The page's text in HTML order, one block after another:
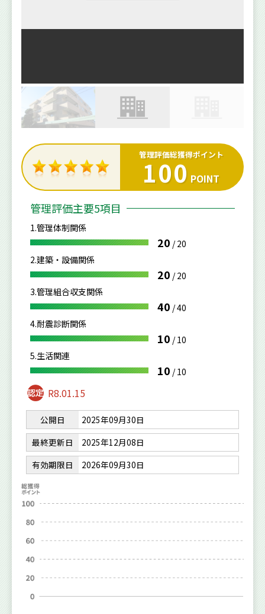
管理評価総獲得ポイント
100 POINT
管理評価主要5項目
1.管理体制関係
20 /20
2.建築・設備関係
20 /20
3.管理組合収支関係
40 /40
4.耐震診断関係
10 /10
5.生活関連
10 /10
R8.01.15
公開日
2025年09月30日
最終更新日
2025年12月08日
有効期限日
2026年09月30日